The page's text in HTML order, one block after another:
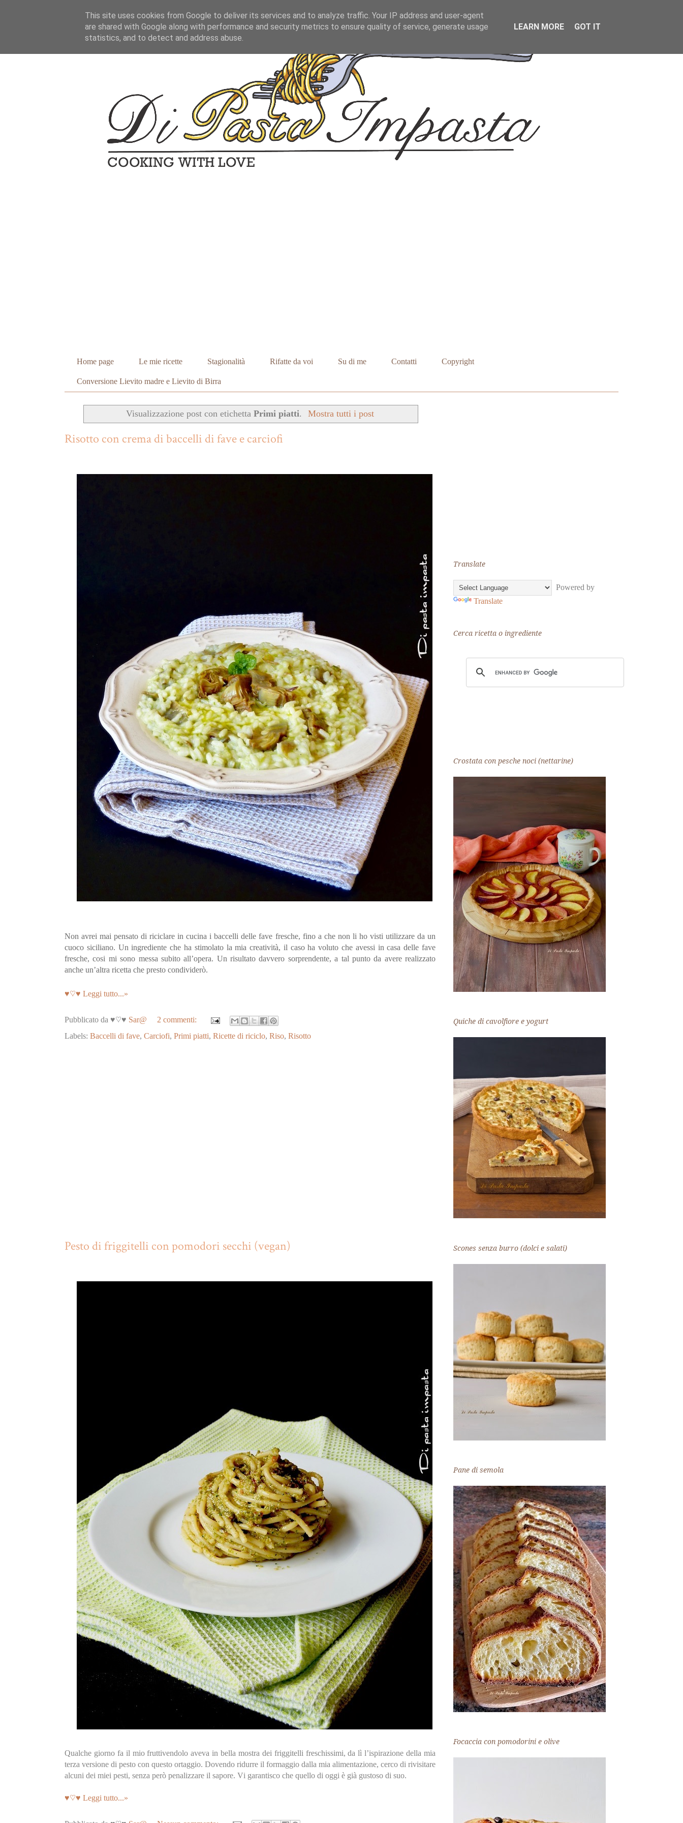
Home page Le mie ricette Stagionalità Rifatte da voi Su di me Contatti Copyright
Conversione Lievito madre e Lievito di Birra
Visualizzazione post con etichetta Primi piatti. Mostra tutti i post
Risotto con crema di baccelli di fave e carciofi
Non avrei mai pensato di riciclare in cucina i baccelli delle fave fresche, fino a che non li ho visti utilizzare da un
cuoco siciliano. Un ingrediente che ha stimolato la mia creatività, il caso ha voluto che avessi in casa delle fave
fresche, cosi mi sono messa subito all’opera. Un risultato davvero sorprendente, a tal punto da avere realizzato
anche un’altra ricetta che presto condividerò.
♥♡♥ Leggi tutto...»
Pubblicato da ♥♡♥ Sar@
2 commenti:
Labels: Baccelli di fave, Carciofi, Primi piatti, Ricette di riciclo, Riso, Risotto
Pesto di friggitelli con pomodori secchi (vegan)
Qualche giorno fa il mio fruttivendolo aveva in bella mostra dei friggitelli freschissimi, da lì l’ispirazione della mia
terza versione di pesto con questo ortaggio. Dovendo ridurre il formaggio dalla mia alimentazione, cerco di rivisitare
alcuni dei miei pesti, senza però penalizzare il sapore. Vi garantisco che quello di oggi è già gustoso di suo.
♥♡♥ Leggi tutto...»
Translate
Powered by
Translate
Cerca ricetta o ingrediente
Crostata con pesche noci (nettarine)
Quiche di cavolfiore e yogurt
Scones senza burro (dolci e salati)
Pane di semola
Focaccia con pomodorini e olive
This site uses cookies from Google to deliver its services and to analyze traffic. Your IP address and user-agent
are shared with Google along with performance and security metrics to ensure quality of service, generate usage
statistics, and to detect and address abuse.
LEARN MORE GOT IT